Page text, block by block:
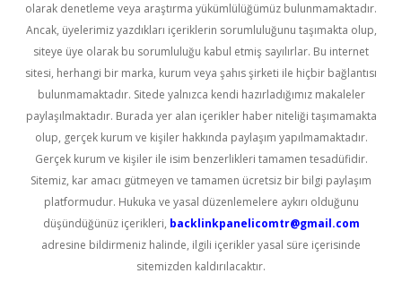
olarak denetleme veya araştırma yükümlülüğümüz bulunmamaktadır.
Ancak, üyelerimiz yazdıkları içeriklerin sorumluluğunu taşımakta olup,
siteye üye olarak bu sorumluluğu kabul etmiş sayılırlar. Bu internet
sitesi, herhangi bir marka, kurum veya şahıs şirketi ile hiçbir bağlantısı
bulunmamaktadır. Sitede yalnızca kendi hazırladığımız makaleler
paylaşılmaktadır. Burada yer alan içerikler haber niteliği taşımamakta
olup, gerçek kurum ve kişiler hakkında paylaşım yapılmamaktadır.
Gerçek kurum ve kişiler ile isim benzerlikleri tamamen tesadüfidir.
Sitemiz, kar amacı gütmeyen ve tamamen ücretsiz bir bilgi paylaşım
platformudur. Hukuka ve yasal düzenlemelere aykırı olduğunu
düşündüğünüz içerikleri, backlinkpanelicomtr@gmail.com
adresine bildirmeniz halinde, ilgili içerikler yasal süre içerisinde
sitemizden kaldırılacaktır.